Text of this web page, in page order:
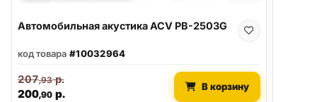
Автомобильная акустика ACV PB-2503G
код товара #10032964
200,90 р.
207,93р.
В корзину